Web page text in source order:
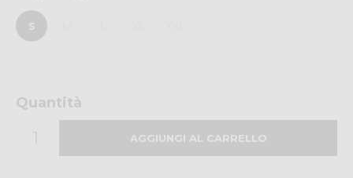
S
Quantità